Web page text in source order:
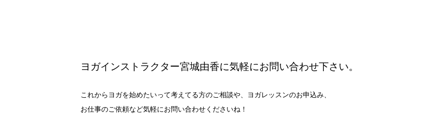
ヨガインストラクター宮城由香に気軽にお問い合わせ下さい。
これからヨガを始めたいって考えてる方のご相談や、ヨガレッスンのお申込み、
お仕事のご依頼など気軽にお問い合わせくださいね！